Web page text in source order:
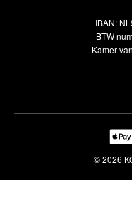
Veelgestelde vragen
IBAN:
BTW
Kamer
© 2026